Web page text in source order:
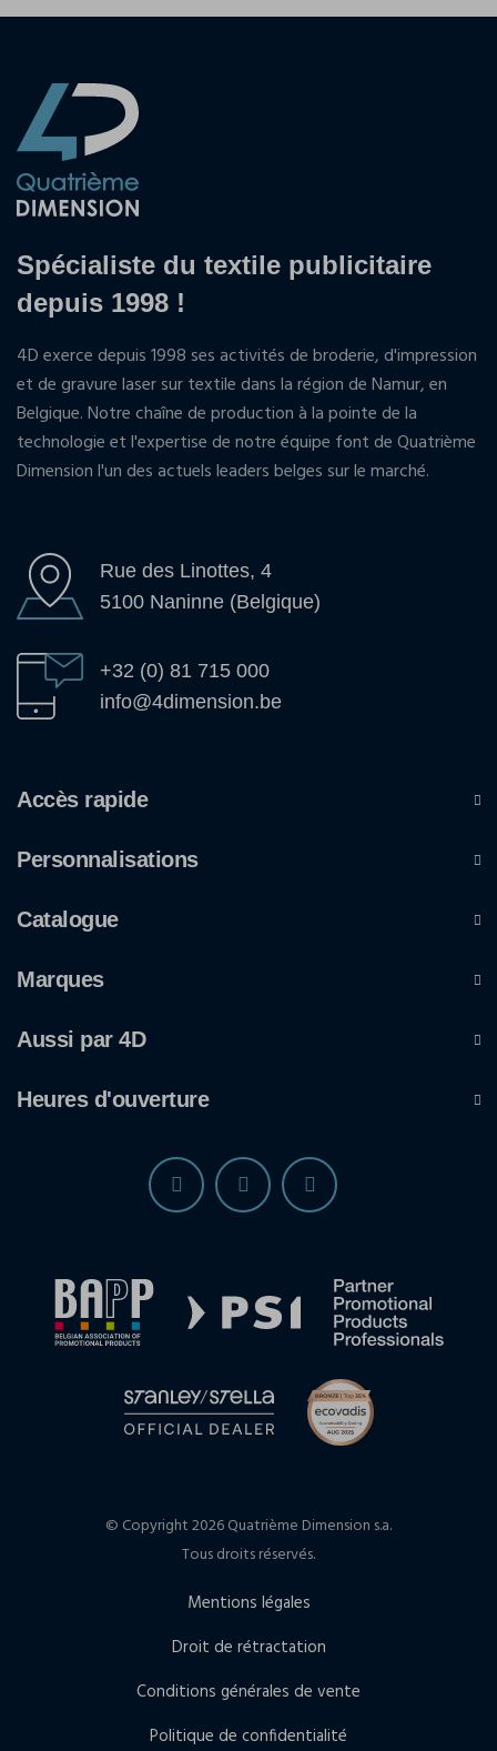
Spécialiste du textile publicitaire
depuis 1998 !
4D exerce depuis 1998 ses activités de broderie, d'impression
et de gravure laser sur textile dans la région de Namur, en
Belgique. Notre chaîne de production à la pointe de la
technologie et l'expertise de notre équipe font de Quatrième
Dimension l'un des actuels leaders belges sur le marché.
Rue des Linottes, 4
5100 Naninne (Belgique)
+32 (0) 81 715 000
info@4dimension.be
Accès rapide
Personnalisations
Catalogue
Marques
Aussi par 4D
Heures d'ouverture
© Copyright 2026 Quatrième Dimension s.a.
Tous droits réservés.
Mentions légales
Droit de rétractation
Conditions générales de vente
Politique de confidentialité